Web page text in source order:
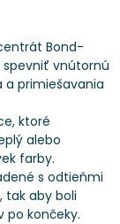
Bond-
vnútornú
primiešavania
ktoré
alebo
farby.
s odtieňmi
tak aby boli
po končeky.